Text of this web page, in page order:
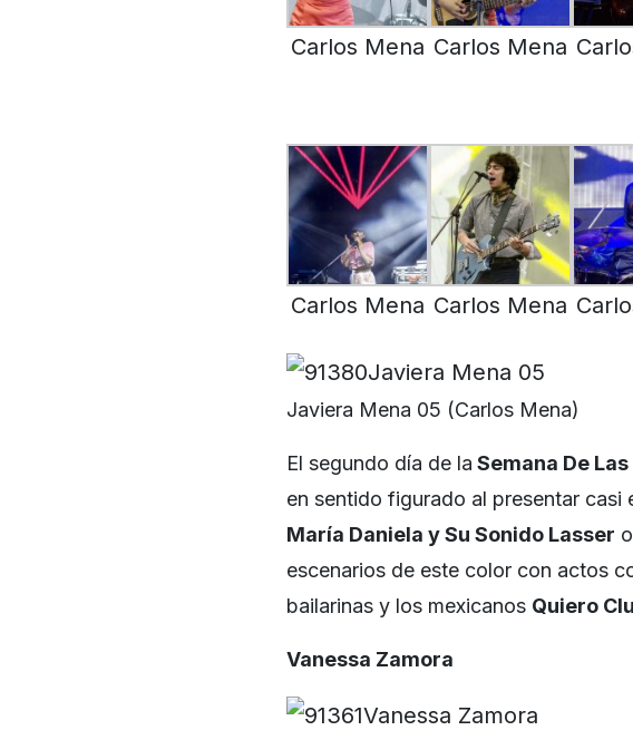
Carlos Mena Carlos Mena
Carlos Mena Carlos Mena
Javiera Mena 05 (Carlos Mena)
El segundo día de la Semana De
en sentido figurado al presentar
María Daniela y Su Sonido Lasser o
escenarios de este color con actos
bailarinas y los mexicanos Quiero
Vanessa Zamora